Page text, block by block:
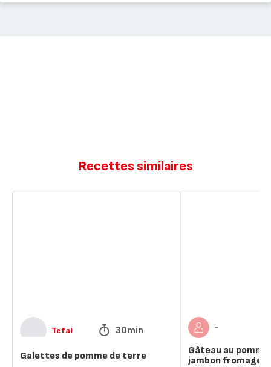
Recettes similaires
Tefal 30min
Galettes de pomme de terre
-
Gâteau au
jambon fromage